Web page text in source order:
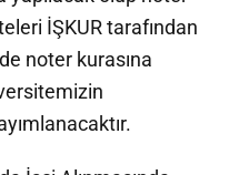
İŞKUR tarafından
noter kurasına